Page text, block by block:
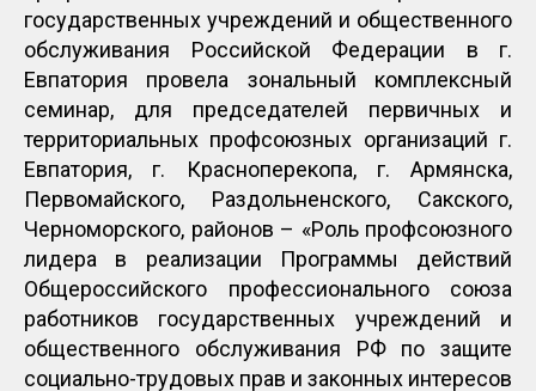
государственных учреждений и общественного
обслуживания Российской Федерации в г.
Евпатория провела зональный комплексный
семинар, для председателей первичных и
территориальных профсоюзных организаций г.
Евпатория, г. Красноперекопа, г. Армянска,
Первомайского, Раздольненского, Сакского,
Черноморского, районов – «Роль профсоюзного
лидера в реализации Программы действий
Общероссийского профессионального союза
работников государственных учреждений и
общественного обслуживания РФ по защите
социально-трудовых прав и законных интересов